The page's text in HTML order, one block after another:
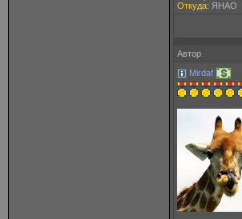
Откуда: ЯНАО
Автор
Mirdaf